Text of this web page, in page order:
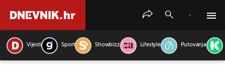
Vijesti Sport Showbizz Lifestyle Putovanja
PRETRAŽITE VIJESTI